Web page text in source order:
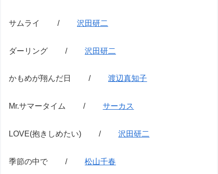
サムライ /沢田研二
ダーリング /沢田研二
かもめが翔んだ日 /渡辺真知子
Mr.サマータイム /サーカス
LOVE(抱きしめたい) /沢田研二
季節の中で /松山千春